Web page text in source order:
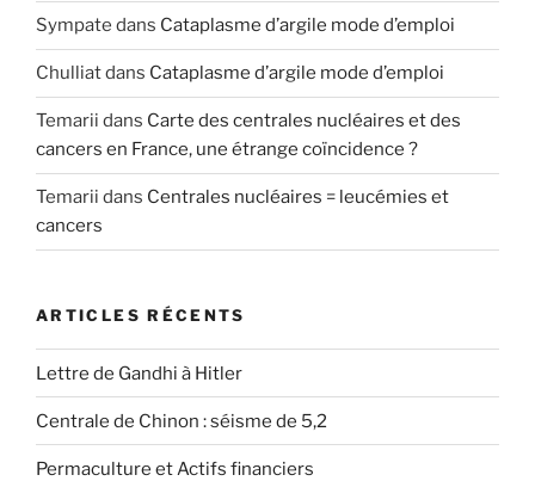
Sympate dans Cataplasme d’argile mode d’emploi
Chulliatdans Cataplasme d’argile mode d’emploi
Temarii dans Carte des centrales nucléaires et des
cancers en France, une étrange coïncidence ?
Temarii dans Centrales nucléaires = leucémies et
cancers
ARTICLES RÉCENTS
Lettre de Gandhi à Hitler
Centrale de Chinon : séisme de 5,2
Permaculture et Actifs financiers